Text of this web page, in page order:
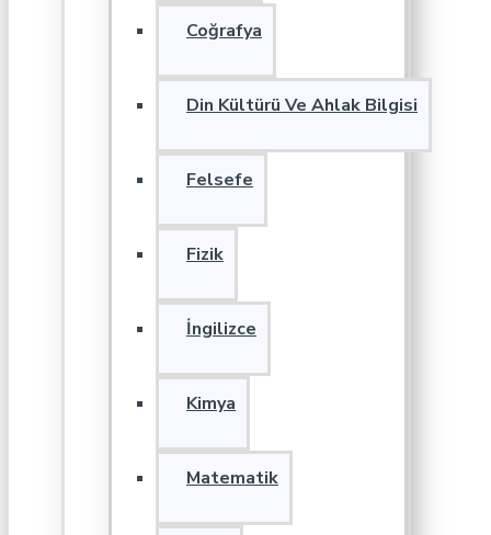
Coğrafya
Din Kültürü Ve Ahlak Bilgisi
Felsefe
Fizik
İngilizce
Kimya
Matematik